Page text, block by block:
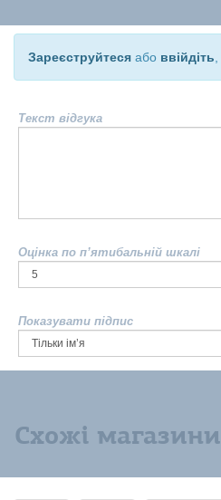
Зареєструйтеся або ввійдіть
Текст відгука
Оцінка по п’ятибальній шкалі
Показувати підпис
Схожі магазини